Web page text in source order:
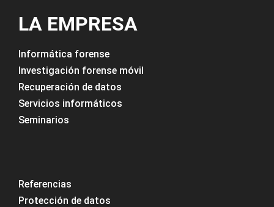
LA EMPRESA
Informática forense
Investigación forense móvil
Recuperación de datos
Servicios informáticos
Seminarios
Referencias
Protección de datos